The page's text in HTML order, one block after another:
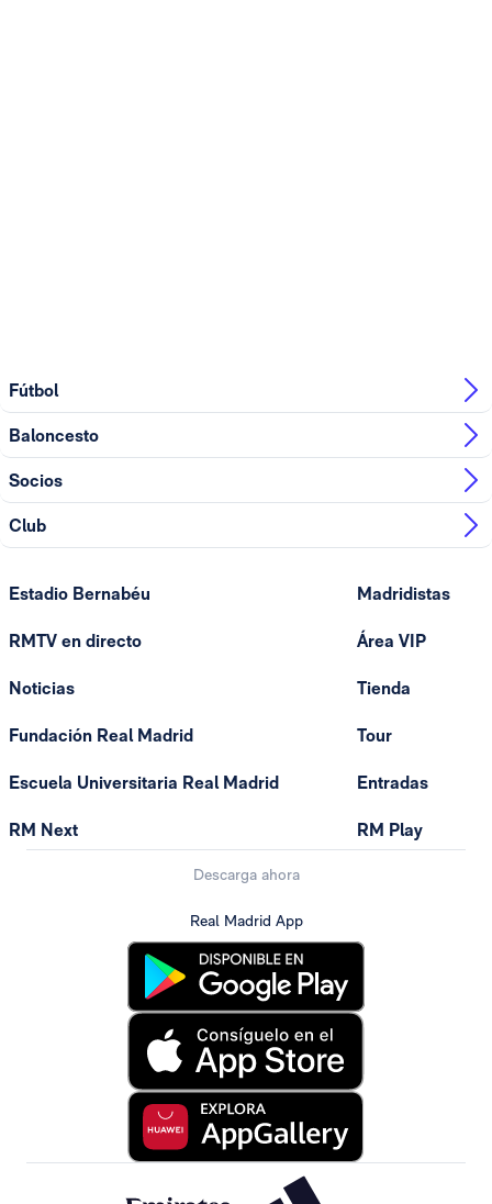
Fútbol
Baloncesto
Socios
Club
Estadio Bernabéu
RMTV en directo
Noticias
Fundación Real Madrid
Escuela Universitaria Real Madrid
RM Next
Madridistas
Área VIP
Tienda
Tour
Entradas
RM Play
Descarga ahora
Real Madrid App